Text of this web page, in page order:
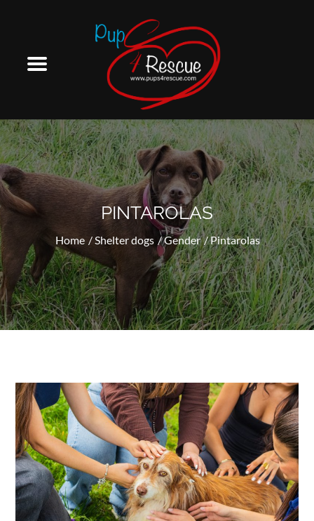
Skip
to
content
PINTAROLAS
Home Shelter dogs Gender Pintarolas